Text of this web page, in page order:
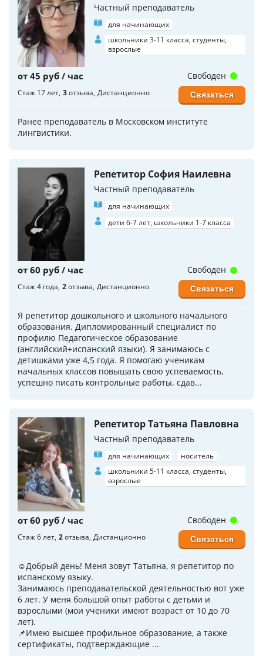
Частный преподаватель
для начинающих
школьники 3-11 класса, студенты,
взрослые
от 45 руб / час
Стаж 17 лет 3отзыва Дистанционно
Ранее преподаватель в Московском институте
лингвистики.
Свободен
Связаться
Репетитор София Наилевна
Частный преподаватель
для начинающих
дети 6-7 лет, школьники 1-7 класса
от 60 руб / час
Стаж 4 года 2отзыва Дистанционно
Я репетитор дошкольного и школьного начального
образования. Дипломированный специалист по
профилю Педагогическое образование
(английский+испанский языки). Я занимаюсь с
детишками уже 4,5 года. Я помогаю ученикам
начальных классов повышать свою успеваемость,
успешно писать контрольные работы, сдав...
Свободен
Связаться
Репетитор Татьяна Павловна
Частный преподаватель
для начинающих
носитель
школьники 5-11 класса, студенты,
взрослые
от 60 руб / час
Стаж 6 лет 2отзыва Дистанционно
☺️Добрый день! Меня зовут Татьяна, я репетитор по
испанскому языку.
Занимаюсь преподавательской деятельностью вот уже
6 лет. У меня большой опыт работы с детьми и
взрослыми (мои ученики имеют возраст от 10 до 70
лет).
📌Имею высшее профильное образование, а также
сертификаты, подтверждающие ...
Свободен
Связаться